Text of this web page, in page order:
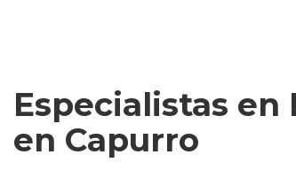
Especialistas en
en Capurro